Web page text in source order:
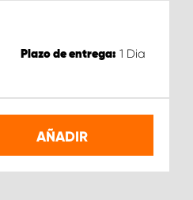
Plazo de entrega: 1 Dia
AÑADIR